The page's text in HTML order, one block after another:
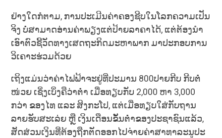
ຢ່າງໃດກໍຕາມ, ການປະເມີນຄ່າຄອງຊີບໃນໂລກຄວາມເປັນ
ຈິງ ບໍ່ສາມາດອ່ານຄ່າພຽງແຕ່ປ້າຍລາຄາໄດ້, ແຕ່ຕ້ອງນຳ
ເອົາຕົວຊີ້ວັດທາງເສດຖະກິດມະຫາພາກ ມາປະກອບການ
ວິເຄາະຮ່ວມດ້ວຍ
ເຖິງແມ່ນວ່າຄ່າໄຟຟ້າຈະຢູ່ທີ່ປະມານ 800ປາຍກີບ ກີບຕໍ່
ໜ່ວຍ ເຊິ່ງເບິ່ງຄືວ່າຕໍ່າ ເມື່ອທຽບກັບ 2,000 ຫາ 3,000
ກວ່າ ຂອງໄທ ແລະ ສິງກະໂປ, ແຕ່ເມື່ອທຽບໃສ່ກັບຖານ
ລາຍຮັບສະເລ່ຍ ຫຼື ເງິນເດືອນຂັ້ນຕໍ່າຂອງປະຊາຊົນແລ້ວ,
ສັດສ່ວນເງິນທີ່ຕ້ອງຖືກຕັດອອກໄປຈ່າຍຄ່າສາທາລະນູປະ